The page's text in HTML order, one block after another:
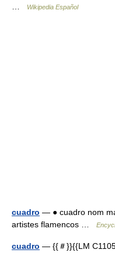
Wikipedia Español
cuadro — ● cuadro nom
artistes flamencos …
cuadro — {{＃}}{{LM